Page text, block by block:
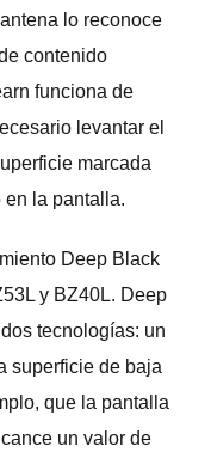
lo reconoce
contenido
funciona de
levantar el
marcada
en la pantalla.
Deep Black
y BZ40L. Deep
tecnologías: un
superficie de baja
que la pantalla
un valor de